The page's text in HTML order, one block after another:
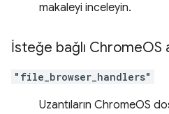
makaleyi inceleyin.
İsteğe bağlı ChromeOS
"file_browser_handlers"
Uzantıların ChromeOS